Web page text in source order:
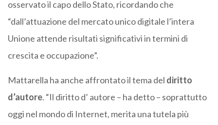
osservato il capo dello Stato, ricordando che
“dall’attuazione del mercato unico digitale l’intera
Unione attende risultati significativi in termini di
crescita e occupazione”.
Mattarella ha anche affrontato il tema del diritto
d’autore. “Il diritto d’ autore – ha detto – soprattutto
oggi nel mondo di Internet, merita una tutela più